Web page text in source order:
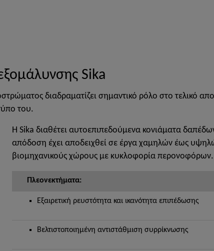
Sika
διαδραματίζει σημαντικό ρόλο στο τελικό
του.
Η Sika διαθέτει αυτοεπιπεδούμενα κονιάματα
απόδοση έχει αποδειχθεί σε έργα χαμηλών έως
βιομηχανικούς χώρους με κυκλοφορία περονοφόρων.
Πλεονεκτήματα:
Εξαιρετική ρευστότητα και ικανότητα επιπέδωσης
Βελτιστοποιημένη αντιστάθμιση συρρίκνωσης